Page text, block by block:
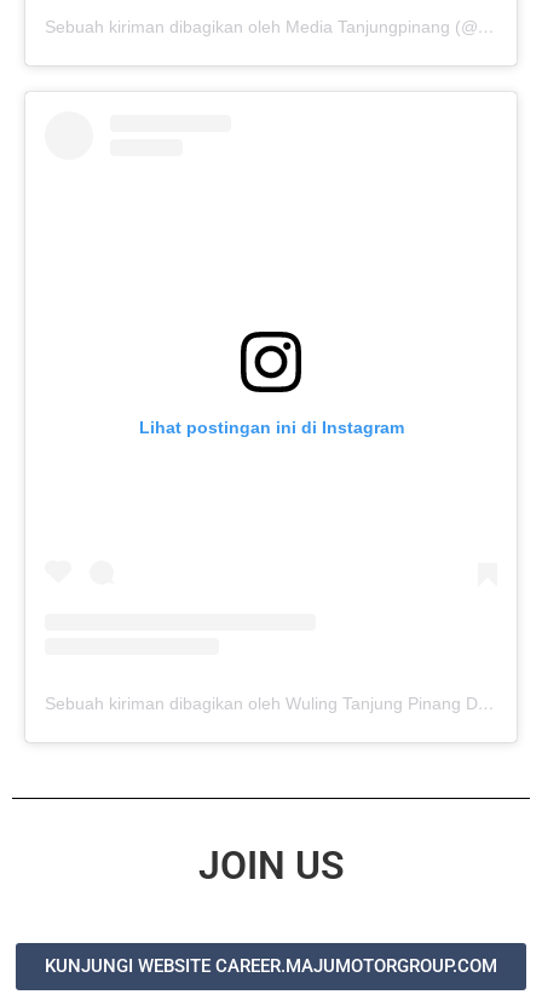
Sebuah kiriman dibagikan oleh Media Tanjungpinang (@media_tanjungpinang)
Lihat postingan ini di Instagram
Sebuah kiriman dibagikan oleh Wuling Tanjung Pinang Dealer (@wulingtjpinang01)
JOIN US
KUNJUNGI WEBSITE CAREER.MAJUMOTORGROUP.COM